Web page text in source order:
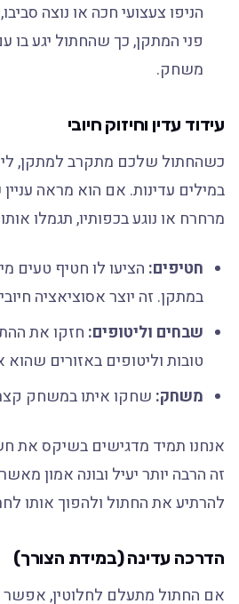
הניפו צעצועי חכה או נוצה
פני המתקן, כך שהחתול יגע בו
משחק.
עידוד עדין וחיזוק חיובי
כשהחתול שלכם מתקרב למתקן,
במילים עדינות. אם הוא מראה
מרחרח או נוגע בכפותיו, תגמלו אותו
חטיפים:הציעו לו חטיף טעים
במתקן. זה יוצר אסוציאציה
שבחים וליטופים:חזקו את
טובות וליטופים באזורים שהוא
משחק:שחקו איתו במשחק קצר
אנחנו תמיד מדגישים בשיקס את
זה הרבה יותר יעיל ובונה אמון
להרתיע את החתול ולהפוך אותו
הדרכה עדינה (במידת הצורך)
אם החתול מתעלם לחלוטין, אפשר